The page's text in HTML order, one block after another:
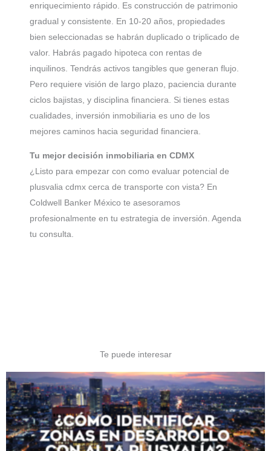
enriquecimiento rápido. Es construcción de patrimonio
gradual y consistente. En 10-20 años, propiedades
bien seleccionadas se habrán duplicado o triplicado de
valor. Habrás pagado hipoteca con rentas de
inquilinos. Tendrás activos tangibles que generan flujo.
Pero requiere visión de largo plazo, paciencia durante
ciclos bajistas, y disciplina financiera. Si tienes estas
cualidades, inversión inmobiliaria es uno de los
mejores caminos hacia seguridad financiera.
Tu mejor decisión inmobiliaria en CDMX
¿Listo para empezar con como evaluar potencial de
plusvalia cdmx cerca de transporte con vista? En
Coldwell Banker México te asesoramos
profesionalmente en tu estrategia de inversión. Agenda
tu consulta.
Te puede interesar